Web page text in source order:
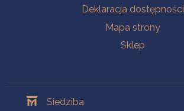
Deklaracja dostępności
Mapa strony
Sklep
Siedziba